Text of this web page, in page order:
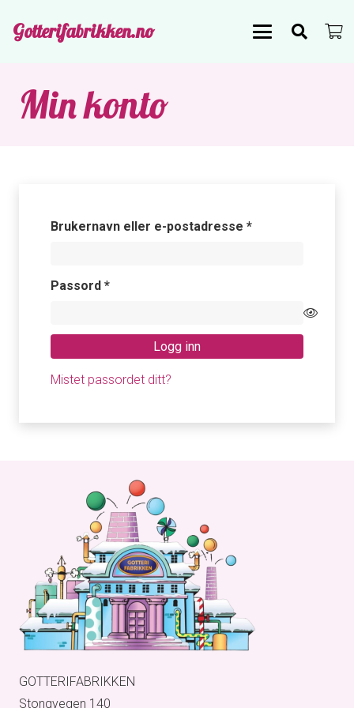
Gotterifabrikken.no
Min konto
Brukernavn eller e-postadresse *Påkrevd
Passord *Påkrevd
Logg inn
Mistet passordet ditt?
GOTTERIFABRIKKEN
Stongvegen 140